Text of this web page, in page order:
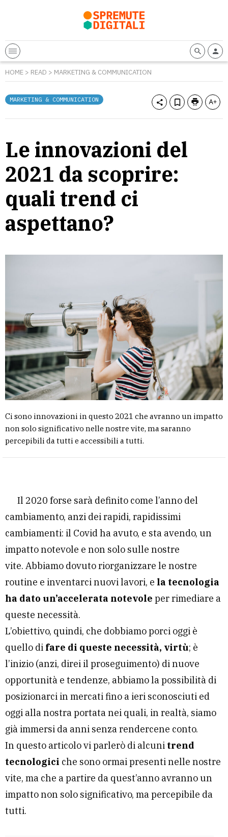
HOME > READ > MARKETING & COMMUNICATION
MARKETING & COMMUNICATION
Le innovazioni del
2021 da scoprire:
quali trend ci
aspettano?
Ci sono innovazioni in questo 2021 che avranno un impatto
non solo significativo nelle nostre vite, ma saranno
percepibili da tutti e accessibili a tutti.
Il 2020 forse sarà definito come l’anno del
cambiamento, anzi dei rapidi, rapidissimi
cambiamenti: il Covid ha avuto, e sta avendo, un
impatto notevole e non solo sulle nostre
vite. Abbiamo dovuto riorganizzare le nostre
routine e inventarci nuovi lavori, e la tecnologia
ha dato un’accelerata notevole per rimediare a
queste necessità.
L’obiettivo, quindi, che dobbiamo porci oggi è
quello di fare di queste necessità, virtù; è
l’inizio (anzi, direi il proseguimento) di nuove
opportunità e tendenze, abbiamo la possibilità di
posizionarci in mercati fino a ieri sconosciuti ed
oggi alla nostra portata nei quali, in realtà, siamo
già immersi da anni senza rendercene conto.
In questo articolo vi parlerò di alcuni trend
tecnologici che sono ormai presenti nelle nostre
vite, ma che a partire da quest’anno avranno un
impatto non solo significativo, ma percepibile da
tutti.